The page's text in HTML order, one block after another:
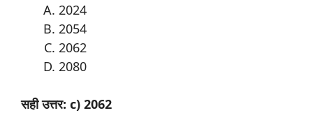
2024
2054
2062
2080
सही उत्तर: c) 2062